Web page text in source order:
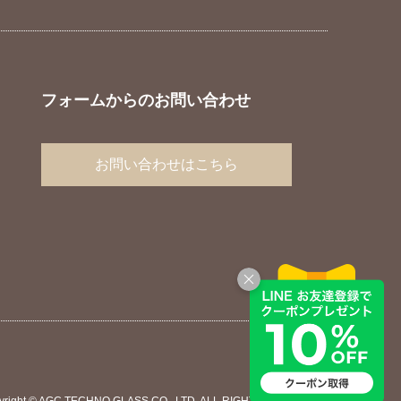
フォームからのお問い合わせ
お問い合わせはこちら